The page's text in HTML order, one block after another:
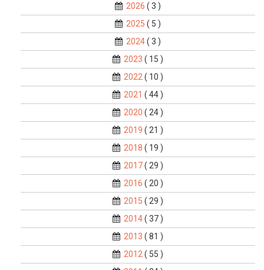
2026 ( 3 )
2025 ( 5 )
2024( 3 )
2023 ( 15 )
2022 ( 10 )
2021 ( 44 )
2020 ( 24 )
2019 ( 21 )
2018 ( 19 )
2017( 29 )
2016 ( 20 )
2015 ( 29 )
2014( 37 )
2013 ( 81 )
2012 ( 55 )